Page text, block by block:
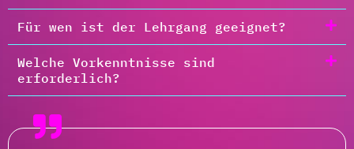
Für wen ist der Lehrgang geeignet?
Welche Vorkenntnisse sind
erforderlich?